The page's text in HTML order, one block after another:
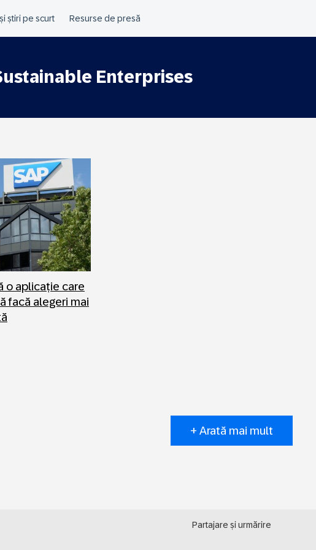
Enterprises
o aplicație care
facă alegeri mai
+ Arată mai mult
Partajare și urmărire